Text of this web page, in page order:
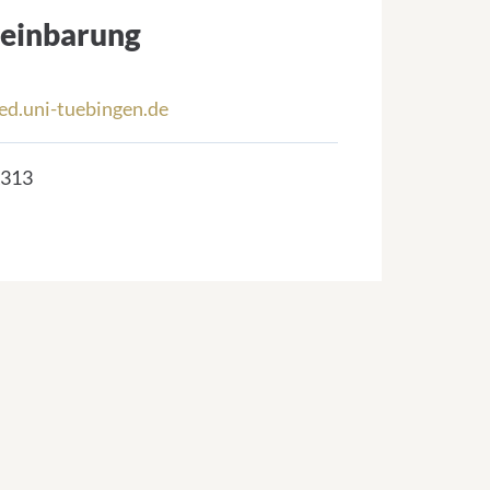
tuebingen.de